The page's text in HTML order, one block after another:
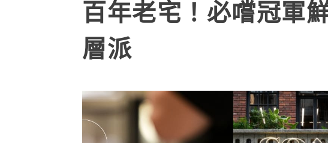
百年老宅！必嚐冠軍
層派